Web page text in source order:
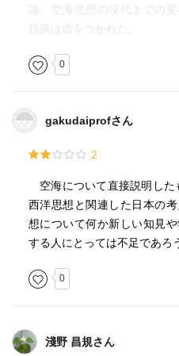
論。空海思想の現代までの
指摘は虚をつかれた。
0
gakudaiprofさん
2
空海について直接説明した
西洋思想と関連した日本の
想について何か新しい知見
する人にとっては不足であろ
0
淺野 昌規さん